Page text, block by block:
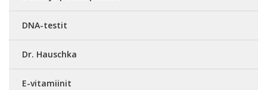
DNA-testit
Dr. Hauschka
E-vitamiinit